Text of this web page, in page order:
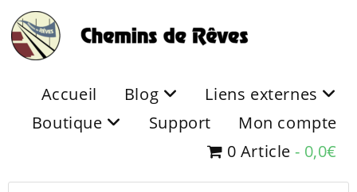
Accueil Blog
Liens externes
Boutique
Support
Mon compte
0 Article
0,0€